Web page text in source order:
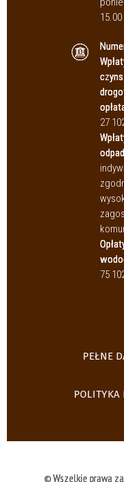
15.00
27
75
PEŁNE
POLITYKA
© Wszelkie prawa